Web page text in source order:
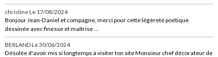
christineLe 17/08/2024
Bonjour Jean-Daniel et compagne, merci pour cette légèreté poétique
dessinée avec finesse et maîtrise ...
BERLANDLe 30/06/2024
Désolée d'avoir mis si longtemps à visiter ton site Monsieur chef décorateur de